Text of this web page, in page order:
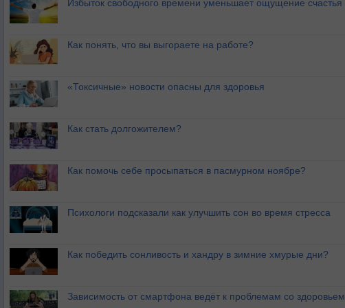
Избыток свободного времени уменьшает ощущение счастья
Как понять, что вы выгораете на работе?
«Токсичные» новости опасны для здоровья
Как стать долгожителем?
Как помочь себе просыпаться в пасмурном ноябре?
Психологи подсказали как улучшить сон во время стресса
Как победить сонливость и хандру в зимние хмурые дни?
Зависимость от смартфона ведёт к проблемам со здоровьем